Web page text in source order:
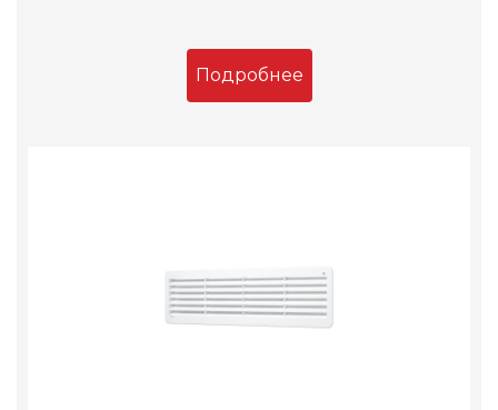
Подробнее